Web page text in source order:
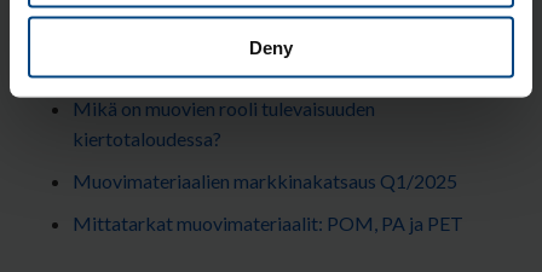
Deny
jälkeen luottavaisin katsein eteenpäin
Mikä on muovien rooli tulevaisuuden
kiertotaloudessa?
Muovimateriaalien markkinakatsaus Q1/2025
Mittatarkat muovimateriaalit: POM, PA ja PET